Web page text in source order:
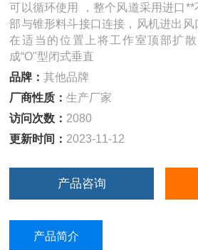
可以循环使用 ，整个风道采用进口
部与锥形料斗接口连接，风机进出
在适当的位置上将工作室顶部扩
成“O"型闭式垂直
品牌：其他品牌
厂商性质：生产厂家
访问次数： 2080
更新时间： 2023-11-12
产品咨询
产品简介